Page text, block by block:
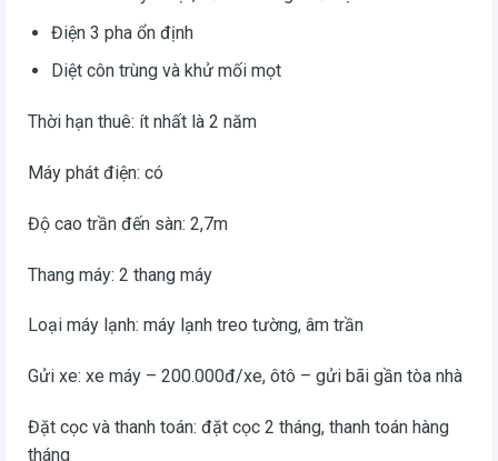
Điện 3 pha ổn định
Diệt côn trùng và khử mối mọt
Thời hạn thuê: ít nhất là 2 năm
Máy phát điện: có
Độ cao trần đến sàn: 2,7m
Thang máy: 2 thang máy
Loại máy lạnh: máy lạnh treo tường, âm trần
Gửi xe: xe máy – 200.000đ/xe, ôtô – gửi bãi gần tòa nhà
Đặt cọc và thanh toán: đặt cọc 2 tháng, thanh toán hàng
tháng